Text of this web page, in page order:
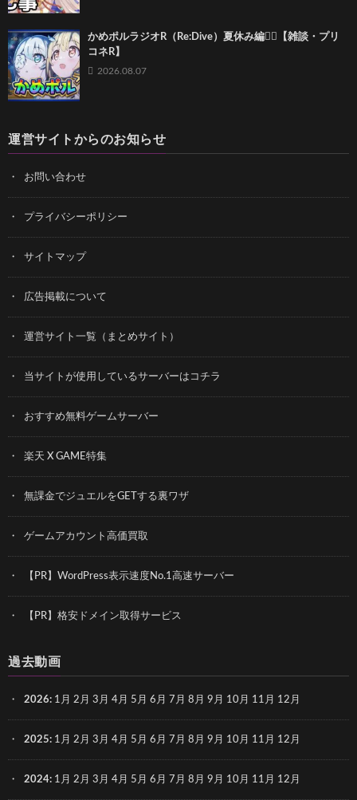
かめポルラジオR（Re:Dive）⁠夏休み編🏄‍♀️【雑談・プリ
コネR】
2026.08.07
運営サイトからのお知らせ
お問い合わせ
プライバシーポリシー
サイトマップ
広告掲載について
運営サイト一覧（まとめサイト）
当サイトが使用しているサーバーはコチラ
おすすめ無料ゲームサーバー
楽天 X GAME特集
無課金でジュエルをGETする裏ワザ
ゲームアカウント高価買取
【PR】WordPress表示速度No.1高速サーバー
【PR】格安ドメイン取得サービス
過去動画
2026: 1月 2月 3月 4月 5月 6月 7月 8月 9月 10月 11月 12月
2025: 1月 2月 3月 4月 5月 6月 7月 8月 9月 10月 11月 12月
2024: 1月 2月 3月 4月 5月 6月 7月 8月 9月 10月 11月 12月